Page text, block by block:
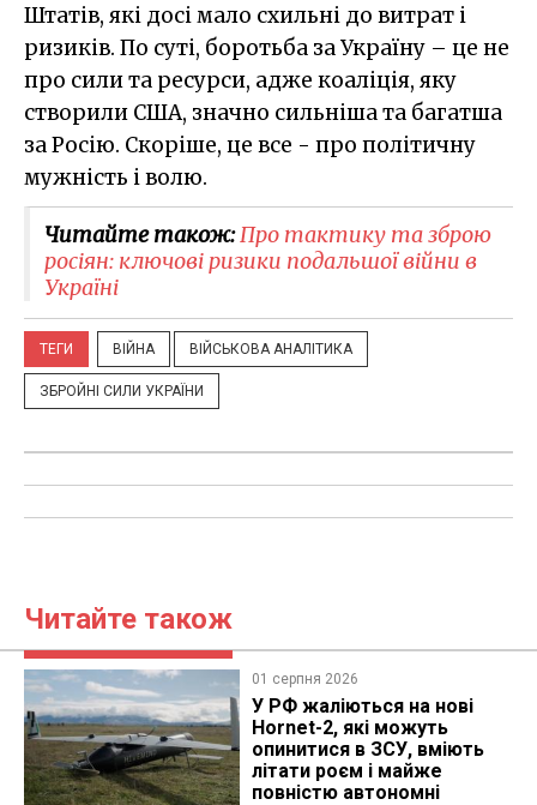
Штатів, які досі мало схильні до витрат і
ризиків. По суті, боротьба за Україну – це не
про сили та ресурси, адже коаліція, яку
створили США, значно сильніша та багатша
за Росію. Скоріше, це все - про політичну
мужність і волю.
Читайте також:Про тактику та зброю
росіян: ключові ризики подальшої війни в
Україні
ТЕГИ ВІЙНА ВІЙСЬКОВА АНАЛІТИКА
ЗБРОЙНІ СИЛИ УКРАЇНИ
Читайте також
01 серпня 2026
У РФ жаліються на нові
Hornet-2, які можуть
опинитися в ЗСУ, вміють
літати роєм і майже
повністю автономні